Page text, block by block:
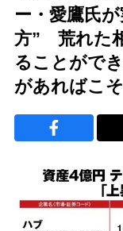
ー・愛鷹氏
方” 荒れた
ることがで
があればこそ